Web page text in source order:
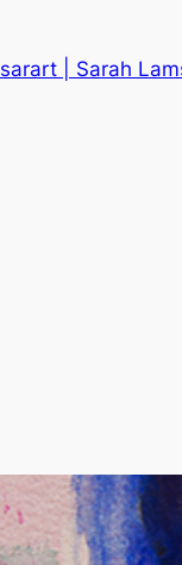
sarart | Sarah